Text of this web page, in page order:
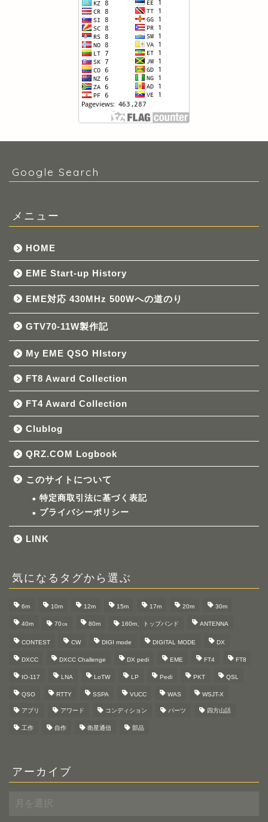
Google Search
メニュー
HOME
EME Start-up History
EME対応 430MHz 500Wへの道のり
GTV70-11W製作記
My EME QSO HIstory
FT8 Award Collection
FT4 Award Collection
Clublog
QRZ.COM Logbook
このサイトについて
特定商取引法に基づく表記
プライバシーポリシー
LINK
気になるタグから選ぶ
6m 10m 12m 15m 17m 20m 30m
40m 70㎝ 80m 160m、トップバンド ANTENNA
CONTEST CW DIGI mode DIGITAL MODE DX
DXCC DXCC Challenge DX pedi EME FT4 FT8
IO-117 LNA LoTW LP Pedi PKT QSL
QSO RTTY SSPA VUCC WAS WSJT-X
アプリ アワード コンディション パーツ 四方山話
工作 自作 衛星通信 部品
アーカイブ
ー